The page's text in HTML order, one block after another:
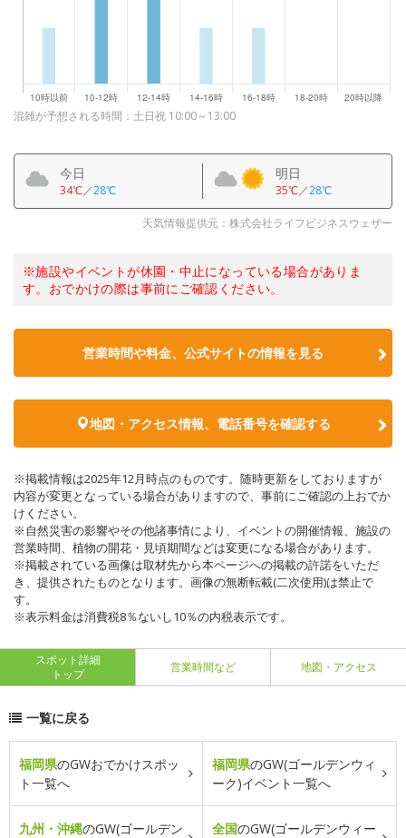
混雑が予想される時間：土日祝 10:00～13:00
今日
34℃／28℃
明日
35℃／28℃
天気情報提供元：株式会社ライフビジネスウェザー
※施設やイベントが休園・中止になっている場合がありま
す。おでかけの際は事前にご確認ください。
営業時間や料金、公式サイトの情報を見る
地図・アクセス情報、電話番号を確認する
※掲載情報は2025年12月時点のものです。随時更新をしておりますが
内容が変更となっている場合がありますので、事前にご確認の上おでか
けください。
※自然災害の影響やその他諸事情により、イベントの開催情報、施設の
営業時間、植物の開花・見頃期間などは変更になる場合があります。
※掲載されている画像は取材先から本ページへの掲載の許諾をいただ
き、提供されたものとなります。画像の無断転載(二次使用)は禁止で
す。
※表示料金は消費税8％ないし10％の内税表示です。
スポット詳細
トップ
営業時間など 地図・アクセス
一覧に戻る
福岡県のGWおでかけスポッ
ト一覧へ
福岡県のGW(ゴールデンウィ
ーク)イベント一覧へ
九州・沖縄のGW(ゴールデン
全国のGW(ゴールデンウィー